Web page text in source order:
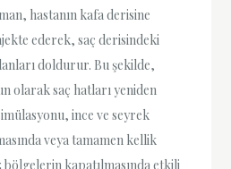
hastanın kafa derisine
ederek, saç derisindeki
doldurur. Bu şekilde,
olarak saç hatları yeniden
ince ve seyrek
veya tamamen kellik
kapatılmasında etkili